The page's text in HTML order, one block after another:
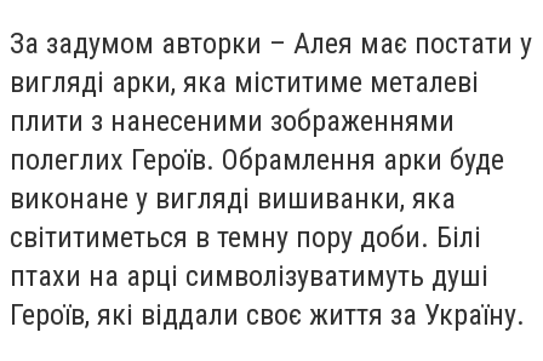
За задумом авторки – Алея має постати у
вигляді арки, яка міститиме металеві
плити з нанесеними зображеннями
полеглих Героїв. Обрамлення арки буде
виконане у вигляді вишиванки, яка
світитиметься в темну пору доби. Білі
птахи на арці символізуватимуть душі
Героїв, які віддали своє життя за Україну.